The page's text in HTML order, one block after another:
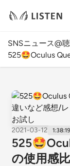
SNSニュース@
525🤩Oculus
2021-03-12 1:38:19
の使用感